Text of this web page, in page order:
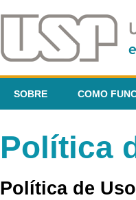
SOBRE COMO
Política
Política de Uso